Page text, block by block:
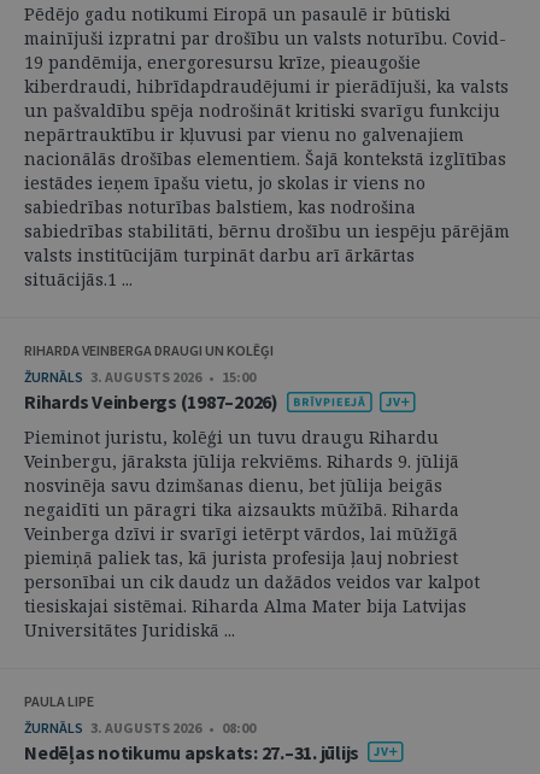
Pēdējo gadu notikumi Eiropā un pasaulē ir būtiski
mainījuši izpratni par drošību un valsts noturību. Covid-
19 pandēmija, energoresursu krīze, pieaugošie
kiberdraudi, hibrīdapdraudējumi ir pierādījuši, ka valsts
un pašvaldību spēja nodrošināt kritiski svarīgu funkciju
nepārtrauktību ir kļuvusi par vienu no galvenajiem
nacionālās drošības elementiem. Šajā kontekstā izglītības
iestādes ieņem īpašu vietu, jo skolas ir viens no
sabiedrības noturības balstiem, kas nodrošina
sabiedrības stabilitāti, bērnu drošību un iespēju pārējām
valsts institūcijām turpināt darbu arī ārkārtas
situācijās.1 ...
RIHARDA VEINBERGA DRAUGI UN KOLĒĢI
ŽURNĀLS 3. AUGUSTS 2026 • 15:00
Rihards Veinbergs (1987–2026)
Pieminot juristu, kolēģi un tuvu draugu Rihardu
Veinbergu, jāraksta jūlija rekviēms. Rihards 9. jūlijā
nosvinēja savu dzimšanas dienu, bet jūlija beigās
negaidīti un pāragri tika aizsaukts mūžībā. Riharda
Veinberga dzīvi ir svarīgi ietērpt vārdos, lai mūžīgā
piemiņā paliek tas, kā jurista profesija ļauj nobriest
personībai un cik daudz un dažādos veidos var kalpot
tiesiskajai sistēmai. Riharda Alma Mater bija Latvijas
Universitātes Juridiskā ...
PAULA LIPE
ŽURNĀLS 3. AUGUSTS 2026 • 08:00
Nedēļas notikumu apskats: 27.–31. jūlijs